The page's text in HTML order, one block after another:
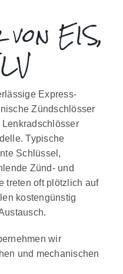
EIS,
Express-
Zündschlösser
Typische
Schlüssel,
Zünd- und
treten oft plötzlich auf
kostengünstig
wir
und mechanischen